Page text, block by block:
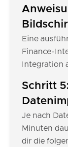
Eine
Finance-
Integration
Schritt
Je nach
Minuten
dir die